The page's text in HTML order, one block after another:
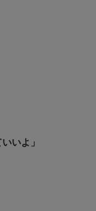
いよ」